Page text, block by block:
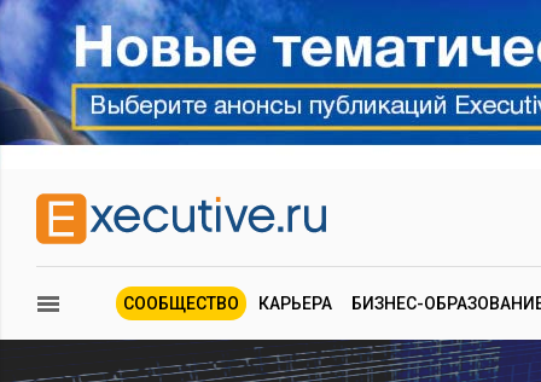
СООБЩЕСТВО КАРЬЕРА БИЗНЕС-